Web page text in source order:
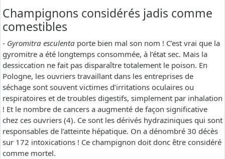
Champignons considérés jadis comme
comestibles
- Gyromitra esculenta porte bien mal son nom ! C’est vrai que la
gyromitre a été longtemps consommée, à l’état sec. Mais la
dessiccation ne fait pas disparaître totalement le poison. En
Pologne, les ouvriers travaillant dans les entreprises de
séchage sont souvent victimes d’irritations oculaires ou
respiratoires et de troubles digestifs, simplement par inhalation
! Et le nombre de cancers a augmenté de façon significative
chez ces ouvriers (4). Ce sont les dérivés hydraziniques qui sont
responsables de l’atteinte hépatique. On a dénombré 30 décès
sur 172 intoxications ! Ce champignon doit donc être considéré
comme mortel.